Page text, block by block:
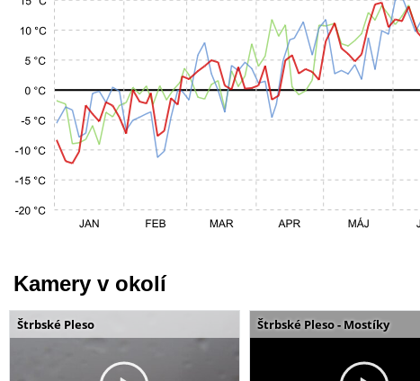
Kamery v okolí
Štrbské Pleso Štrbské Pleso - Mostíky